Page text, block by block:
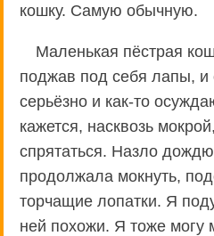
кошку. Самую обычную.
Маленькая пёстрая
поджав под себя лапы, и
серьёзно и как-то
кажется, насквозь
спрятаться. Назло
продолжала мокнуть,
торчащие лопатки. Я
ней похожи. Я тоже могу